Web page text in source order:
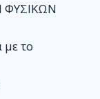
ΦΥΣΙΚΩΝ
με το